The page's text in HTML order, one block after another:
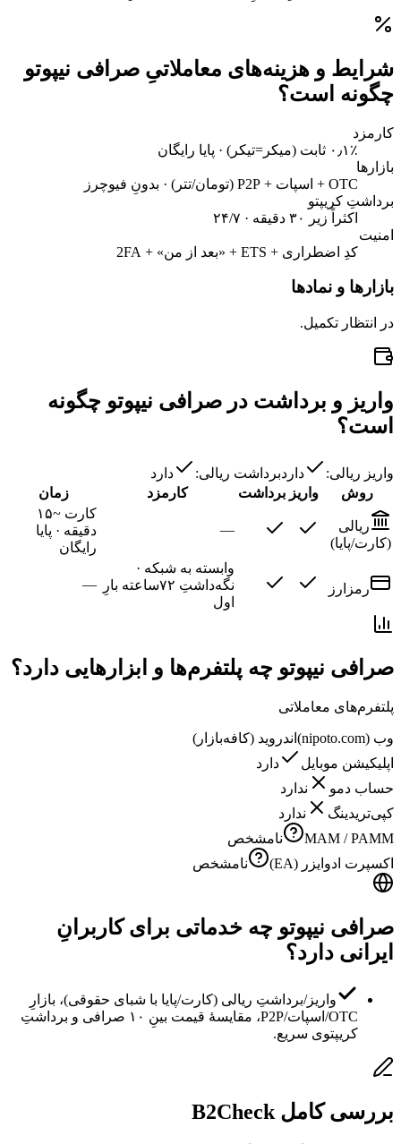
شرایط و هزینه‌های معاملاتیِ صرافی نیپوتو
چگونه است؟
کارمزد
۰٫۱٪ ثابت (میکر=تیکر) · پایا رایگان
بازارها
OTC + اسپات + P2P (تومان/تتر) · بدونِ فیوچرز
برداشتِ کریپتو
اکثراً زیر ۳۰ دقیقه · ۲۴/۷
امنیت
کدِ اضطراری + ETS + «بعد از من» + 2FA
بازارها و نمادها
در انتظار تکمیل.
واریز و برداشت در صرافی نیپوتو چگونه
است؟
واریز ریالی: داردبرداشت ریالی:
دارد
روش
واریز برداشت کارمزد زمان
ریالی
(کارت/پایا)
—
کارت ~۱۵
دقیقه · پایا
رایگان
رمزارز
وابسته به شبکه ·
نگه‌داشتِ ۷۲ساعته بارِ
اول
—
صرافی نیپوتو چه پلتفرم‌ها و ابزارهایی دارد؟
پلتفرم‌های معاملاتی
وب (nipoto.com)
اندروید (کافه‌بازار)
اپلیکیشن موبایل
دارد
حساب دمو
ندارد
کپی‌تریدینگ
ندارد
MAM / PAMM
نامشخص
اکسپرت ادوایزر (EA)
نامشخص
صرافی نیپوتو چه خدماتی برای کاربرانِ
ایرانی دارد؟
واریز/برداشتِ ریالی (کارت/پایا با شبای حقوقی)، بازارِ
OTC/اسپات/P2P، مقایسهٔ قیمت بینِ ۱۰ صرافی و برداشتِ
کریپتوی سریع.
بررسی کامل B2Check